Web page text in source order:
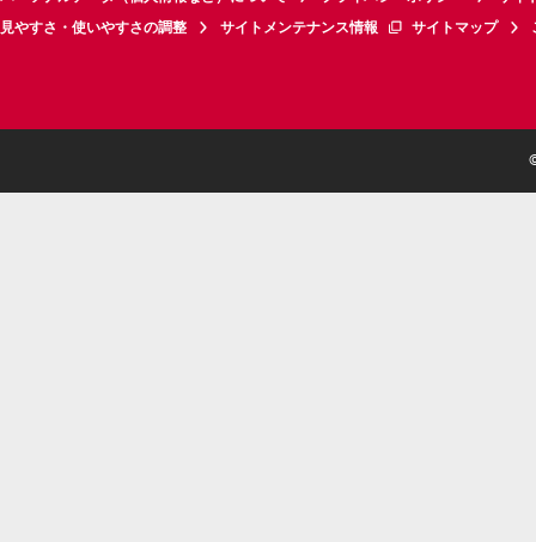
見やすさ・使いやすさの調整
サイトメンテナンス情報 サイトマップ